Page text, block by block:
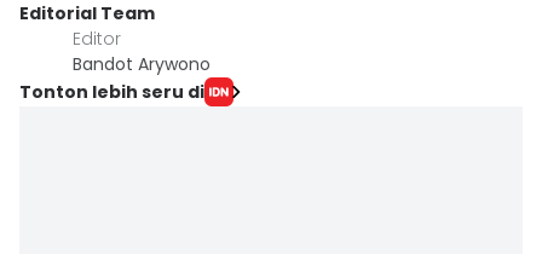
Editorial Team
Editor
Bandot Arywono
Tonton lebih seru di